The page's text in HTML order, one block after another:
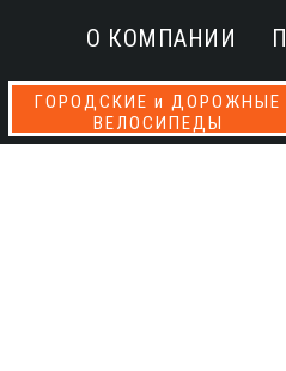
О КОМПАНИИ
ГОРОДСКИЕ и ДОРОЖНЫЕ
ВЕЛОСИПЕДЫ